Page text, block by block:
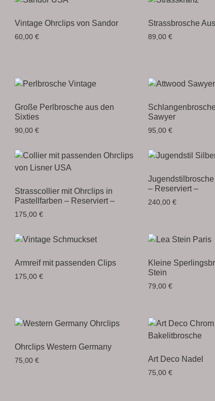
Vintage Ohrclips von Sandor
60,00 €
Strassbrosche
89,00€
Große Perlbrosche aus den
Sixties
90,00 €
Sawyer
95,00€
Strasscollier mit Ohrclips in
Pastellfarben – Reserviert –
175,00 €
– Reserviert –
240,00€
Armreif mit passenden Clips
175,00 €
Kleine
Stein
79,00€
Ohrclips Western Germany
75,00 € Art Deco Nadel
75,00€